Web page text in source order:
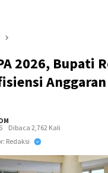
2026, Bupati
Dibaca 2,762 Kali
Redaksi